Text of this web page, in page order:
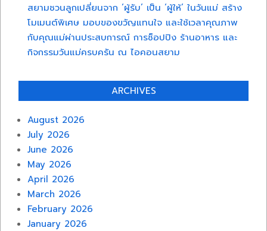
สยามชวนลูกเปลี่ยนจาก ‘ผู้รับ’ เป็น ‘ผู้ให้’ ในวันแม่ สร้าง
โมเมนต์พิเศษ มอบของขวัญแทนใจ และใช้เวลาคุณภาพ
กับคุณแม่ผ่านประสบการณ์ การช็อปปิง ร้านอาหาร และ
กิจกรรมวันแม่ครบครัน ณ ไอคอนสยาม
ARCHIVES
August 2026
July 2026
June 2026
May 2026
April 2026
March 2026
February 2026
January 2026